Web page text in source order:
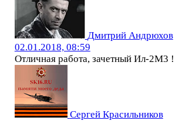
Дмитрий Андрюхов
02.01.2018, 08:59
Отличная работа, зачетный Ил-2М3 !
Сергей Красильников